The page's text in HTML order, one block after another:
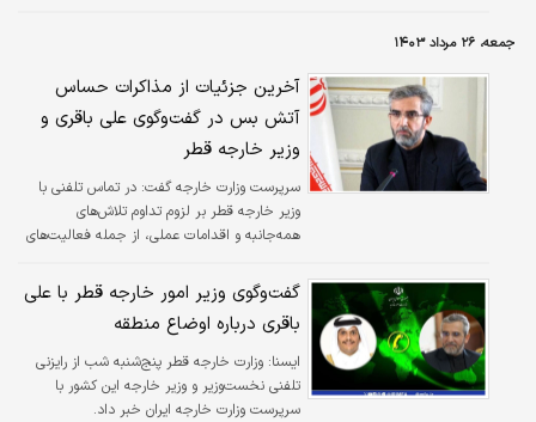
جمعه، ۲۶ مرداد ۱۴۰۳
آخرین جزئیات از مذاکرات حساس
آتش بس در گفت‌و‌گوی علی باقری و
وزیر خارجه قطر
سرپرست وزارت خارجه گفت: در تماس تلفنی با
وزیر خارجه قطر بر لزوم تداوم تلاش‌های
همه‌جانبه و اقدامات عملی، از جمله فعالیت‌های
غزه تاکید کردم.
گفت‌وگوی وزیر امور خارجه قطر با علی
باقری درباره اوضاع منطقه
ايسنا: وزارت خارجه قطر پنج‌شنبه شب از رایزنی
تلفنی نخست‌وزیر و وزیر خارجه این کشور با
سرپرست وزارت خارجه ایران خبر داد.